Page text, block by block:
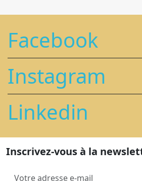
Facebook
Instagram
Linkedin
Inscrivez-vous à la